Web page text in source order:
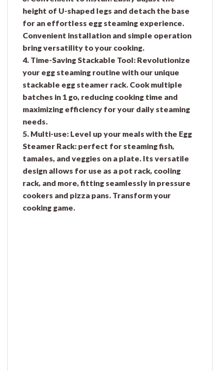
height of U-shaped legs and detach the base
for an effortless egg steaming experience.
Convenient installation and simple operation
bring versatility to your cooking.
4. Time-Saving Stackable Tool: Revolutionize
your egg steaming routine with our unique
stackable egg steamer rack. Cook multiple
batches in 1 go, reducing cooking time and
maximizing efficiency for your daily steaming
needs.
5. Multi-use: Level up your meals with the Egg
Steamer Rack: perfect for steaming fish,
tamales, and veggies on a plate. Its versatile
design allows for use as a pot rack, cooling
rack, and more, fitting seamlessly in pressure
cookers and pizza pans. Transform your
cooking game.